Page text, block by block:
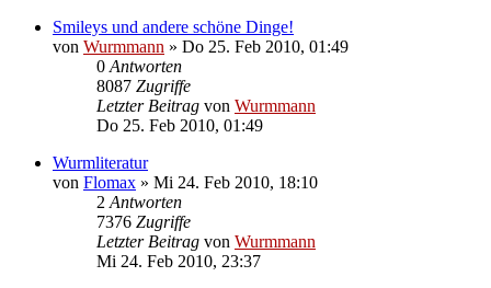
Smileys und andere schöne Dinge!
von Wurmmann » Do 25. Feb 2010, 01:49
0 Antworten
8087 Zugriffe
Letzter Beitrag von Wurmmann
Do 25. Feb 2010, 01:49
Wurmliteratur
von Flomax » Mi 24. Feb 2010, 18:10
2 Antworten
7376 Zugriffe
Letzter Beitrag von Wurmmann
Mi 24. Feb 2010, 23:37